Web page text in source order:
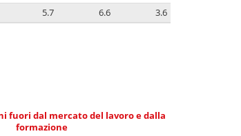
5.7 6.6 3.6
fuori dal mercato del lavoro e dalla
formazione